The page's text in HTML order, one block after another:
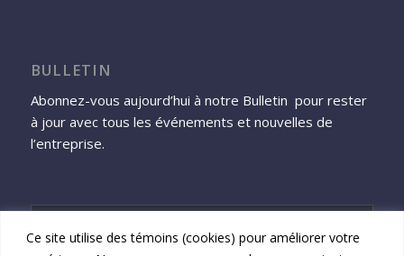
Ce site utilise des témoins (cookies) pour améliorer votre
BULLETIN
Abonnez-vous aujourd’hui à notre Bulletin pour rester
à jour avec tous les événements et nouvelles de
l’entreprise.